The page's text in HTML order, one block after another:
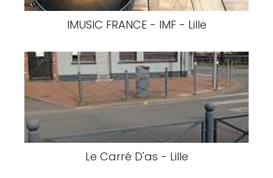
IMUSIC FRANCE - IMF - Lille
Le Carré D'as - Lille